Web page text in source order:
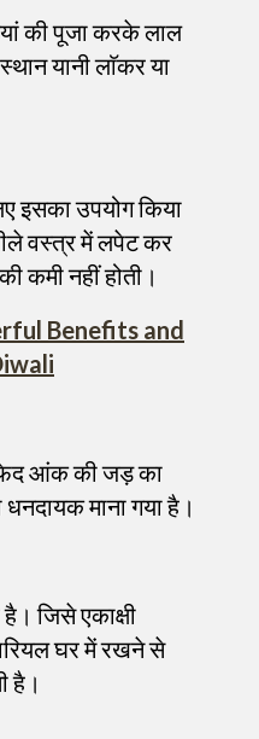
की पूजा करके लाल
यानी लाॅकर या
इसका उपयोग किया
वस्त्र में लपेट कर
कमी नहीं होती।
Benefits and
आंक की जड़ का
माना गया है।
जिसे एकाक्षी
घर में रखने से
है।